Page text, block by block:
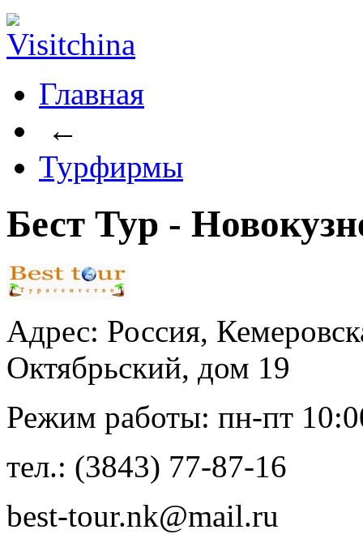
Главная
←
Турфирмы
Бест Тур -
Адрес: Россия,
Октябрьский, дом 19
Режим работы: пн-пт
тел.: (3843) 77-87-16
best-tour.nk@mail.ru